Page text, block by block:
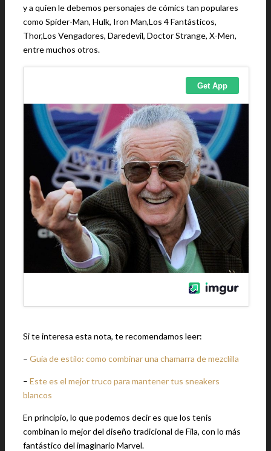
y a quien le debemos personajes de cómics tan populares
como Spider-Man, Hulk, Iron Man,Los 4 Fantásticos,
Thor,Los Vengadores, Daredevil, Doctor Strange, X-Men,
entre muchos otros.
Si te interesa esta nota, te recomendamos leer:
– Guía de estilo: como combinar una chamarra de mezclilla
– Este es el mejor truco para mantener tus sneakers
blancos
En principio, lo que podemos decir es que los tenis
combinan lo mejor del diseño tradicional de Fila, con lo más
fantástico del imaginario Marvel.